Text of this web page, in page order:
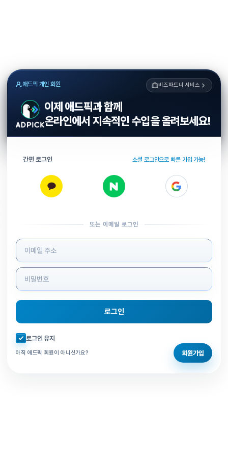
애드픽 개인 회원 비즈파트너 서비스
이제 애드픽과 함께
온라인에서 지속적인 수입을 올려보세요!
간편 로그인 소셜 로그인으로 빠른 가입 가능!
또는 이메일 로그인
로그인 정보 입력
로그인
자동로그인 체크
로그인 유지
아직 애드픽 회원이 아니신가요? 회원가입